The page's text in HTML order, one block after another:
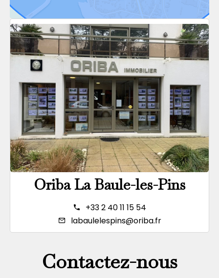
Oriba La Baule-les-Pins
+33 2 40 11 15 54
labaulelespins@oriba.fr
Contactez-nous